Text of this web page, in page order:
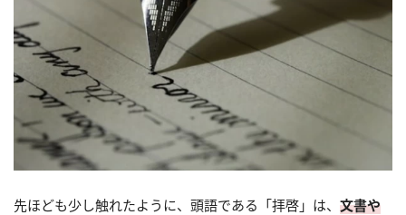
先ほども少し触れたように、頭語である「拝啓」は、 文書や